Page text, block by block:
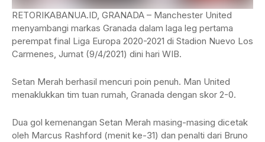
RETORIKABANUA.ID, GRANADA – Manchester United
menyambangi markas Granada dalam laga leg pertama
perempat final Liga Europa 2020-2021 di Stadion Nuevo Los
Carmenes, Jumat (9/4/2021) dini hari WIB.
Setan Merah berhasil mencuri poin penuh. Man United
menaklukkan tim tuan rumah, Granada dengan skor 2-0.
Dua gol kemenangan Setan Merah masing-masing dicetak
oleh Marcus Rashford (menit ke-31) dan penalti dari Bruno